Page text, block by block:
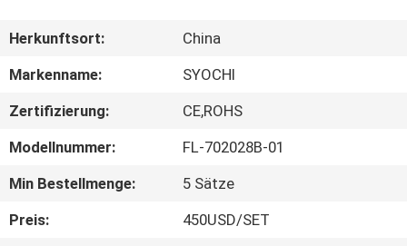
ÜBER
UNS
FABRIK-
AUSFLUG
QUALITÄTSKONTROLLE
Herkunftsort:
China
Markenname:
SYOCHI
Zertifizierung:
CE,ROHS
Modellnummer:
FL-702028B-01
Min Bestellmenge:
5 Sätze
Preis:
450USD/SET